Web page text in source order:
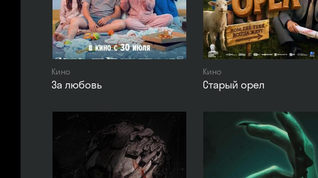
Кино
За любовь
Кино
Старый орел